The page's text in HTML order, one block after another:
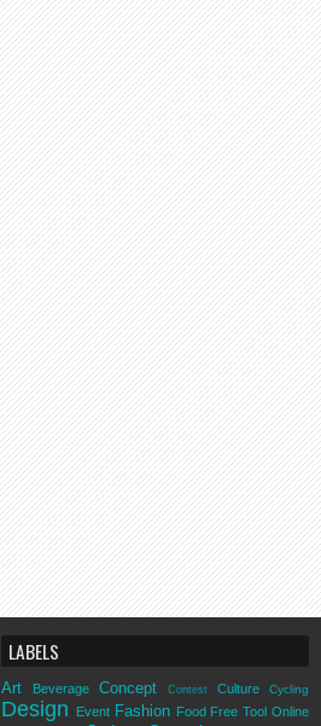
LABELS
Art Beverage Concept Contest Culture Cycling
Design Event Fashion Food Free Tool Online